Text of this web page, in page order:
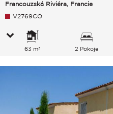
Francouzská Riviéra, Francie
V2769CO
63 m² 2 Pokoje